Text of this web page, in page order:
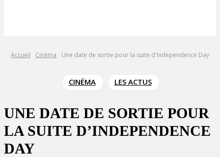
Accueil Cinéma Une date de sortie pour la suite d'Independence Day
CINÉMA LES ACTUS
UNE DATE DE SORTIE POUR
LA SUITE D’INDEPENDENCE
DAY